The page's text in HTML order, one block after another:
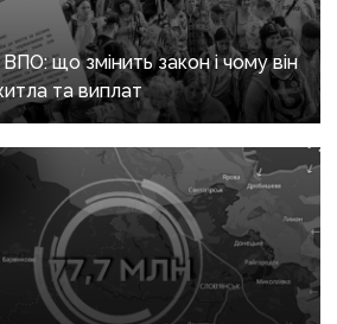
що змінить закон і чому він
та виплат